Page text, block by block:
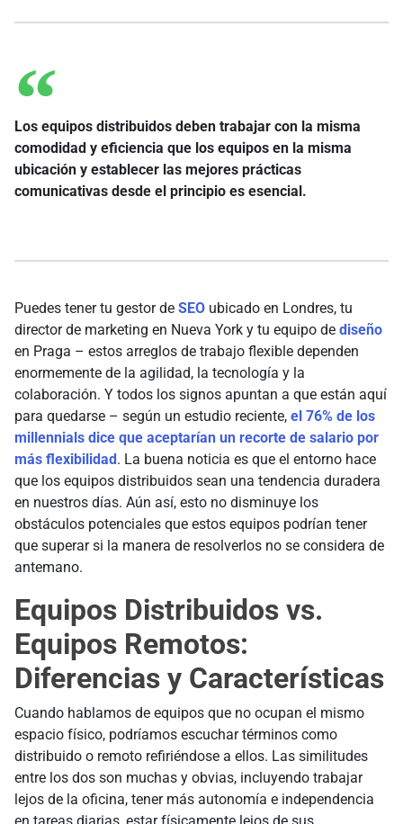
Los equipos distribuidos deben trabajar con la misma
comodidad y eficiencia que los equipos en la misma
ubicación y establecer las mejores prácticas
comunicativas desde el principio es esencial.
Puedes tener tu gestor de SEO ubicado en Londres, tu
director de marketing en Nueva York y tu equipo de diseño
en Praga – estos arreglos de trabajo flexible dependen
enormemente de la agilidad, la tecnología y la
colaboración. Y todos los signos apuntan a que están aquí
para quedarse – según un estudio reciente, el 76% de los
millennials dice que aceptarían un recorte de salario por
más flexibilidad . La buena noticia es que el entorno hace
que los equipos distribuidos sean una tendencia duradera
en nuestros días. Aún así, esto no disminuye los
obstáculos potenciales que estos equipos podrían tener
que superar si la manera de resolverlos no se considera de
antemano.
Equipos Distribuidos vs.
Equipos Remotos:
Diferencias y Características
Cuando hablamos de equipos que no ocupan el mismo
espacio físico, podríamos escuchar términos como
distribuido o remoto refiriéndose a ellos. Las similitudes
entre los dos son muchas y obvias, incluyendo trabajar
lejos de la oficina, tener más autonomía e independencia